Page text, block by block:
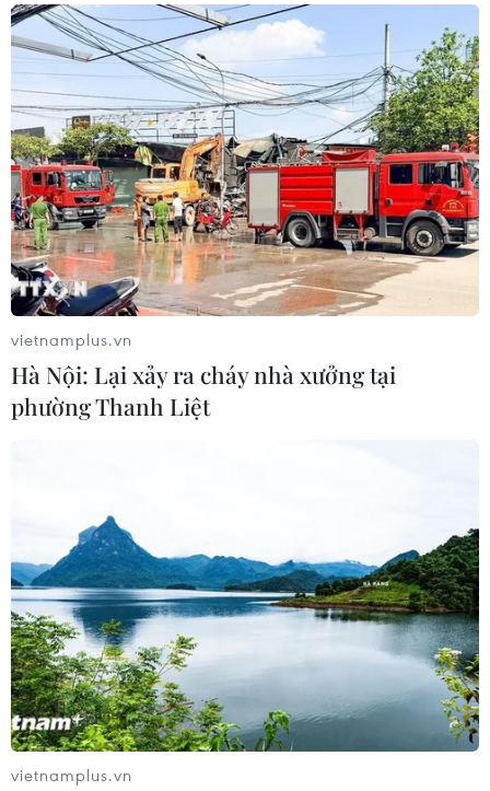
Ngư dân đề xuất điều chỉnh lãi suất và thời gian vay
vốn cho việc đóng tàu, đối tượng vay vốn và giám sát
chặt chẽ vốn vay từ Nghị định 67 về đóng tàu cá vỏ
thép vươn khơi bám biển.
Cán bộ ngân hàng ủng hộ 5 tỷ đồng hỗ trợ
ngư dân Quảng Ngãi
27/07/2014 01:38
Với tấm lòng hướng về Biển Đông, cán bộ, nhân viên
ngành ngân hàng đã đóng góp ủng hộ số tiền 5 tỷ
đồng hỗ trợ cho ngư dân Quảng Ngãi.
vietnamplus.vn
Hà Nội: Lại xảy ra cháy nhà xưởng tại
phường Thanh Liệt
vietnamplus.vn